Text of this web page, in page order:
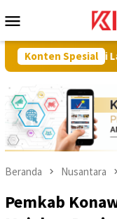
ke
Mobile
Konten Spesial
Langkah Proaktif
Beranda Nusantara
Pemkab